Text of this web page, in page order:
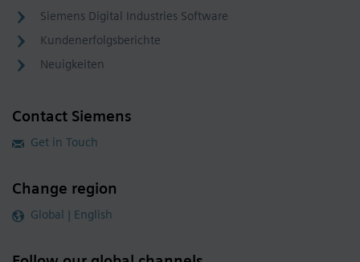
Siemens Digital Industries Software
Kundenerfolgsberichte
Neuigkeiten
Contact Siemens
Get in Touch
Change region
Global | English